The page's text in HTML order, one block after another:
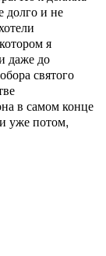
долго и не
я
даже до
святого
в самом конце
уже потом,